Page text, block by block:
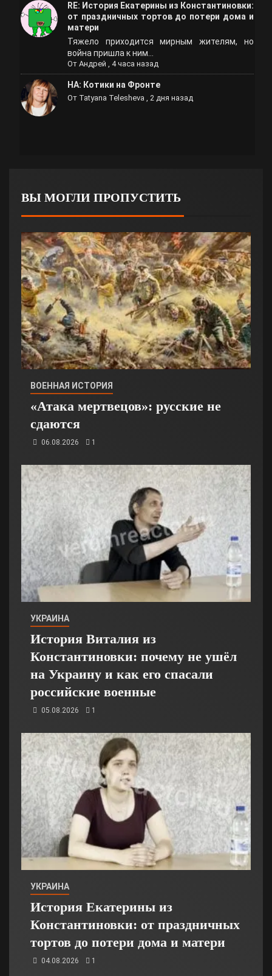
RE: История Екатерины из Константиновки:
от праздничных тортов до потери дома и
матери
Тяжело приходится мирным жителям, но
война пришла к ним...
От Андрей , 4 часа назад
НА: Котики на Фронте
От Tatyana Telesheva , 2 дня назад
ВЫ МОГЛИ ПРОПУСТИТЬ
ВОЕННАЯ ИСТОРИЯ
«Атака мертвецов»: русские не
сдаются
06.08.2026 1
УКРАИНА
История Виталия из
Константиновки: почему не ушёл
на Украину и как его спасали
российские военные
05.08.2026 1
УКРАИНА
История Екатерины из
Константиновки: от праздничных
тортов до потери дома и матери
04.08.2026 1